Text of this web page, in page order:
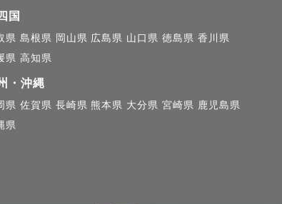
(最下部記載エリア) //
ンの駐車場確保をお願いします(カメラマン分
ご負担願います)
タル料/撮影場所代など撮影する際にかかる費
国
県 島根県 岡山県 広島県 山口県 徳島県 香川県
県 高知県
・沖縄
県 佐賀県 長崎県 熊本県 大分県 宮崎県 鹿児島県
県